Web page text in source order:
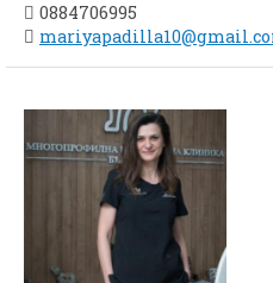
0884706995